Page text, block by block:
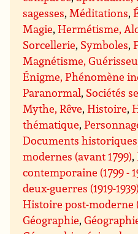
sagesses, Méditations,
Magie,Hermétisme,
Sorcellerie, Symboles,
Magnétisme,
Énigme, Phénomène
Paranormal, Sociétés
Mythe, Rêve,Histoire,
thématique,
Documents historiques
modernes (avant 1799),
contemporaine (1799 -
deux-guerres (1919-1939)
Histoire post-moderne
Géographie,